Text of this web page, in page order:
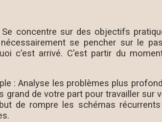
concentre sur des objectifs
se pencher sur le
c'est arrivé. C'est partir du
: Analyse les problèmes plus
grand de votre part pour travailler sur
de rompre les schémas